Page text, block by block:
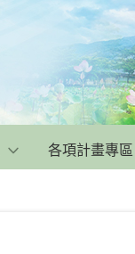
各項計畫專區